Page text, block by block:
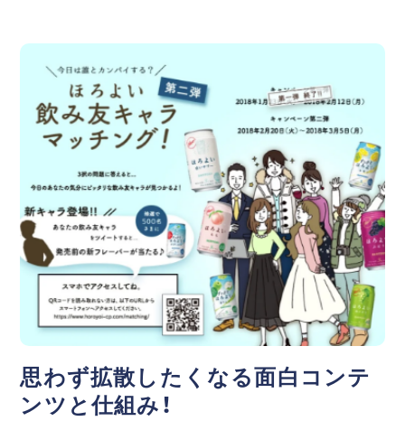
思わず拡散したくなる面白コンテ
ンツと仕組み！